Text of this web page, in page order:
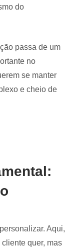
do
passa de um
no
se manter
e cheio de
Aqui,
quer, mas